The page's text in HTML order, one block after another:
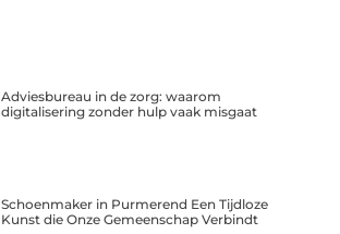
Adviesbureau in de zorg: waarom
digitalisering zonder hulp vaak misgaat
Schoenmaker in Purmerend Een Tijdloze
Kunst die Onze Gemeenschap Verbindt